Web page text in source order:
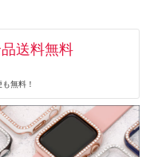
送料無料
無料！